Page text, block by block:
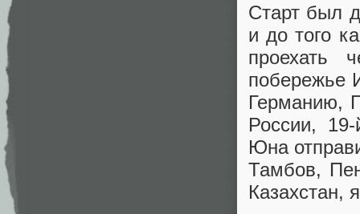
Старт был
и до того
проехать
побережье
Германию,
России,
Юна
Тамбов,
Казахстан,